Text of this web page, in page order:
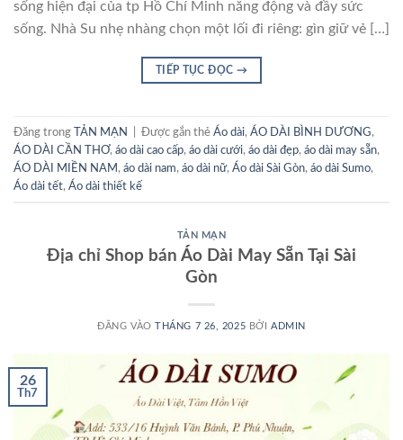
sống hiện đại của tp Hồ Chí Minh năng động và đầy sức
sống. Nhà Su nhẹ nhàng chọn một lối đi riêng: gìn giữ vẻ […]
TIẾP TỤC ĐỌC →
Đăng trong TẢN MẠN Được gắn thẻ Áo dài, ÁO DÀI BÌNH DƯƠNG,
ÁO DÀI CẦN THƠ, áo dài cao cấp, áo dài cưới, áo dài đẹp, áo dài may sẵn,
ÁO DÀI MIỀN NAM , áo dài nam, áo dài nữ, Áo dài Sài Gòn, áo dài Sumo,
Áo dài tết, Áo dài thiết kế
TẢN MẠN
Địa chỉ Shop bán Áo Dài May Sẵn Tại Sài
Gòn
ĐĂNG VÀOTHÁNG 7 26, 2025 BỞI ADMIN
26
Th7